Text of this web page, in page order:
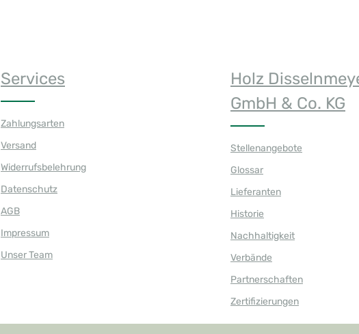
Services
Zahlungsarten
Versand
Widerrufsbelehrung
Datenschutz
AGB
Impressum
Unser Team
Holz
GmbH & Co. KG
Stellenangebote
Glossar
Lieferanten
Historie
Nachhaltigkeit
Verbände
Partnerschaften
Zertifizierungen